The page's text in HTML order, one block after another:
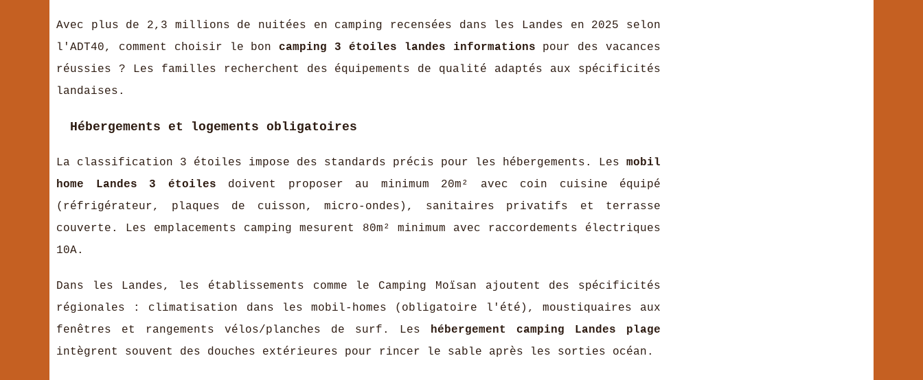
Avec plus de 2,3 millions de nuitées en camping recensées dans les Landes en 2025 selon
l'ADT40, comment choisir le boncamping 3 étoiles landes informations pour des vacances
réussies ? Les familles recherchent des équipements de qualité adaptés aux spécificités
landaises.
Hébergements et logements obligatoires
La classification 3 étoiles impose des standards précis pour les hébergements. Les mobil
home Landes 3 étoiles doivent proposer au minimum 20m² avec coin cuisine équipé
(réfrigérateur, plaques de cuisson, micro-ondes), sanitaires privatifs et terrasse
couverte. Les emplacements camping mesurent 80m² minimum avec raccordements électriques
10A.
Dans les Landes, les établissements comme le Camping Moïsan ajoutent des spécificités
régionales : climatisation dans les mobil-homes (obligatoire l'été), moustiquaires aux
fenêtres et rangements vélos/planches de surf. Les hébergement camping Landes plage
intègrent souvent des douches extérieures pour rincer le sable après les sorties océan.